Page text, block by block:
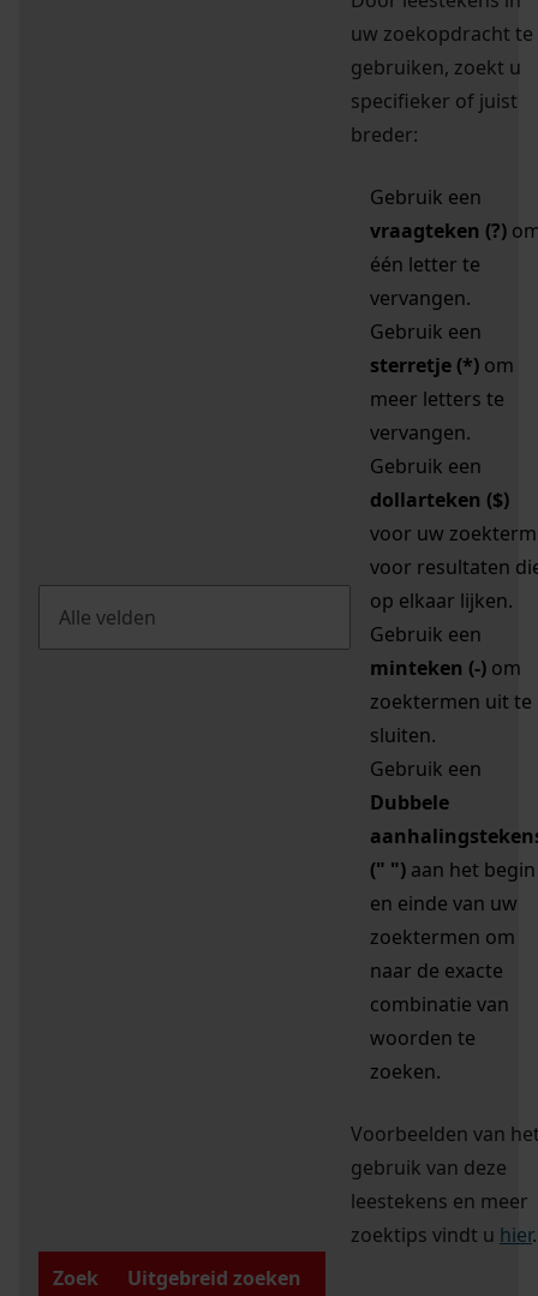
uw zoekopdracht te
gebruiken, zoekt u
specifieker of juist
breder:
Gebruik een
vraagteken (?)
één letter te
vervangen.
Gebruik een
sterretje (*) om
meer letters te
vervangen.
Gebruik een
dollarteken ($)
voor uw zoekterm
voor resultaten
op elkaar lijken.
Gebruik een
minteken (-) om
zoektermen uit te
sluiten.
Gebruik een
Dubbele
(" ") aan het begin
en einde van uw
zoektermen om
naar de exacte
combinatie van
woorden te
zoeken.
Voorbeelden van
gebruik van deze
leestekens en meer
zoektips vindt u hier.
Zoek
Uitgebreid zoeken